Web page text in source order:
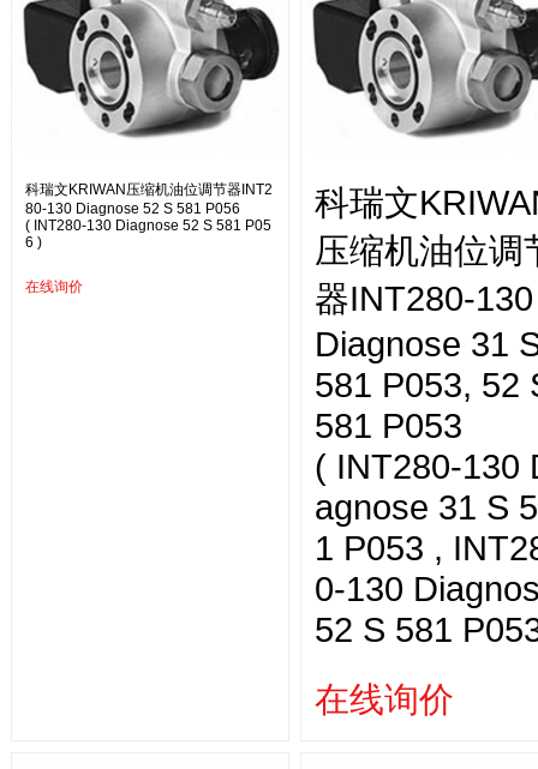
科瑞文KRIWAN压缩机油位调节器INT2
80-130 Diagnose 52 S 581 P056
( INT280-130 Diagnose 52 S 581 P05
6 )
在线询价
科瑞文
压缩机油位调
器INT280-130
Diagnose 31
581 P053, 52
581 P053
( INT280-130
agnose 31 S
1 P053 ,
0-130
52 S 581
在线询价